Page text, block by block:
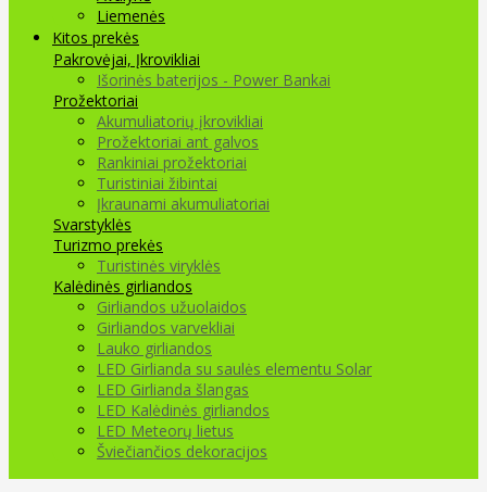
Liemenės
Kitos prekės
Pakrovėjai, Įkrovikliai
Išorinės baterijos - Power Bankai
Prožektoriai
Akumuliatorių įkrovikliai
Prožektoriai ant galvos
Rankiniai prožektoriai
Turistiniai žibintai
Įkraunami akumuliatoriai
Svarstyklės
Turizmo prekės
Turistinės viryklės
Kalėdinės girliandos
Girliandos užuolaidos
Girliandos varvekliai
Lauko girliandos
LED Girlianda su saulės elementu Solar
LED Girlianda šlangas
LED Kalėdinės girliandos
LED Meteorų lietus
Šviečiančios dekoracijos